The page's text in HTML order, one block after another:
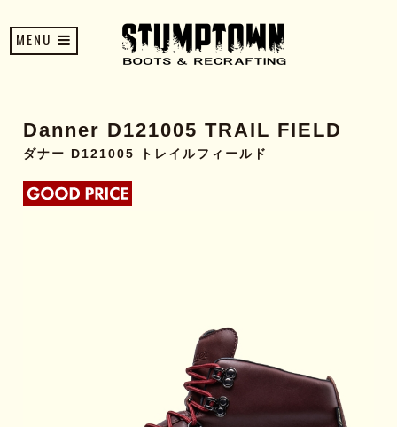
MENU
Danner D121005 TRAIL FIELD
ダナー D121005 トレイルフィールド